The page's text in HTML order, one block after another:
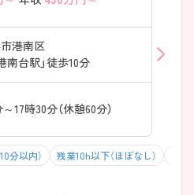
港南区
南台駅」徒歩10分
17時30分（休憩60分）
分以内） 残業10h以下（ほぼなし）